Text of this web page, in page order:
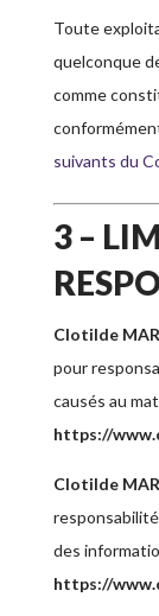
Toute
quelconque
comme
suivants du
3 –
Clotilde
pour
causés au
https://
Clotilde
des
https://